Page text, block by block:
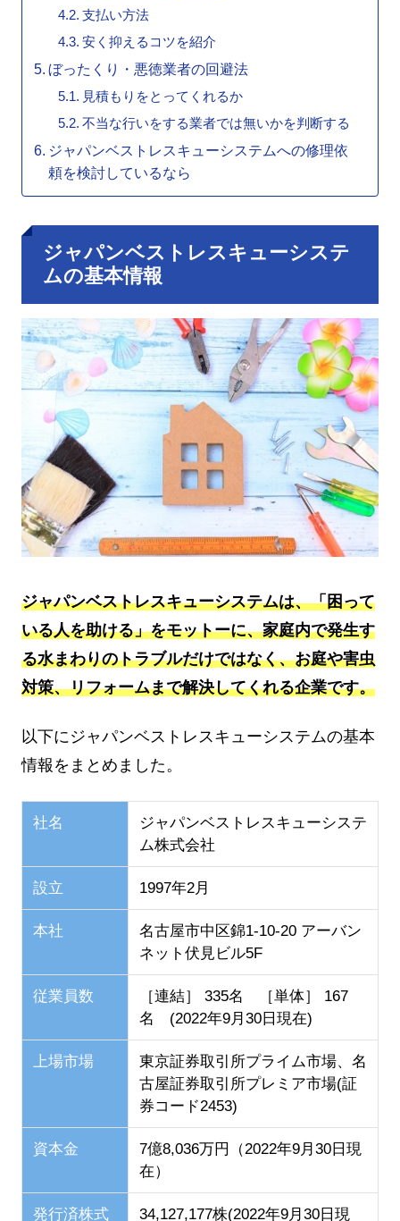
支払い方法
安く抑えるコツを紹介
ぼったくり・悪徳業者の回避法
見積もりをとってくれるか
不当な行いをする業者では無いかを判断する
ジャパンベストレスキューシステムへの修理依
頼を検討しているなら
ジャパンベストレスキューシステ
ムの基本情報
ジャパンベストレスキューシステムは、「困って
いる人を助ける」をモットーに、家庭内で発生す
る水まわりのトラブルだけではなく、お庭や害虫
対策、リフォームまで解決してくれる企業です。
以下にジャパンベストレスキューシステムの基本
情報をまとめました。
社名
ジャパンベストレスキューシステ
ム株式会社
設立 1997年2月
本社
名古屋市中区錦1-10-20 アーバン
ネット伏見ビル5F
従業員数
［連結］ 335名 ［単体］ 167
名 (2022年9月30日現在)
上場市場
東京証券取引所プライム市場、名
古屋証券取引所プレミア市場(証
券コード2453)
資本金
7億8,036万円（2022年9月30日現
在）
発行済株式 34,127,177株(2022年9月30日現